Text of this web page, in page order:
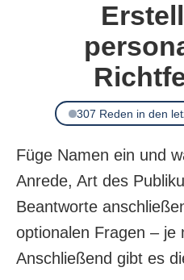
307 Reden in den
Füge Namen ein und
Anrede, Art des
Beantworte
optionalen Fragen – je
Anschließend gibt es